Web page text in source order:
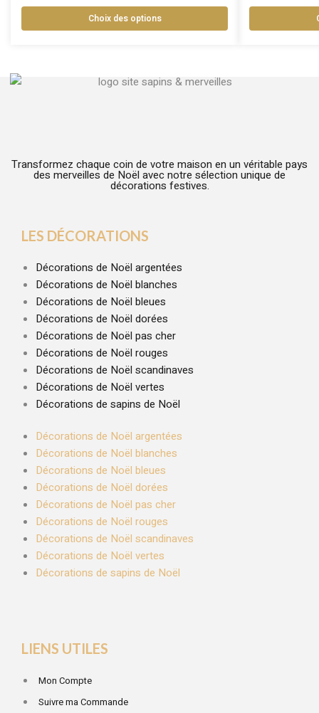
Choix des options
Transformez chaque coin de votre maison en un véritable pays
des merveilles de Noël avec notre sélection unique de
décorations festives.
LES DÉCORATIONS
Décorations de Noël argentées
Décorations de Noël blanches
Décorations de Noël bleues
Décorations de Noël dorées
Décorations de Noël pas cher
Décorations de Noël rouges
Décorations de Noël scandinaves
Décorations de Noël vertes
Décorations de sapins de Noël
Décorations de Noël argentées
Décorations de Noël blanches
Décorations de Noël bleues
Décorations de Noël dorées
Décorations de Noël pas cher
Décorations de Noël rouges
Décorations de Noël scandinaves
Décorations de Noël vertes
Décorations de sapins de Noël
LIENS UTILES
Mon Compte
Suivre ma Commande